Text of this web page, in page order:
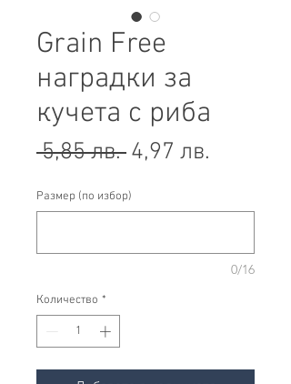
Grain Free
наградки за
кучета с риба
5,85 лв. Редовна
4,97 лв.
Размер (по избор)
0/16
Количество *